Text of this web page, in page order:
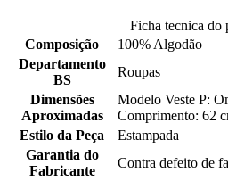
Ficha tecnica do
Composição
100% Algodão
Departamento
BS
Roupas
Dimensões
Aproximadas
Modelo Veste P:
Comprimento: 62
Estilo da Peça
Estampada
Garantia do
Fabricante
Contra defeito de